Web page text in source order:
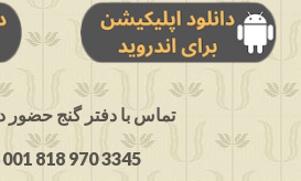
: تماس با دفتر گنج حضور
818 970 3345